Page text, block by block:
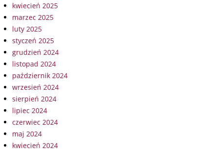
kwiecień 2025
marzec 2025
luty 2025
styczeń 2025
grudzień 2024
listopad 2024
październik 2024
wrzesień 2024
sierpień 2024
lipiec 2024
czerwiec 2024
maj 2024
kwiecień 2024